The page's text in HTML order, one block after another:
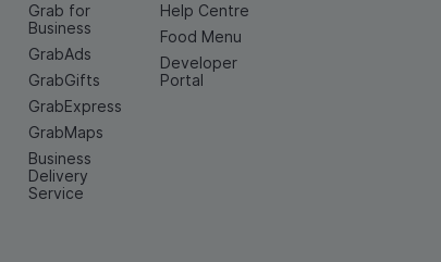
Grab for
Business
GrabAds
GrabGifts
GrabExpress
GrabMaps
Business
Delivery
Service
Help Centre
Food Menu
Developer
Portal